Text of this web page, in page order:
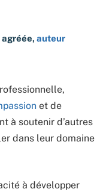
auteur
et de
à soutenir d’autres
dans leur domaine
à développer